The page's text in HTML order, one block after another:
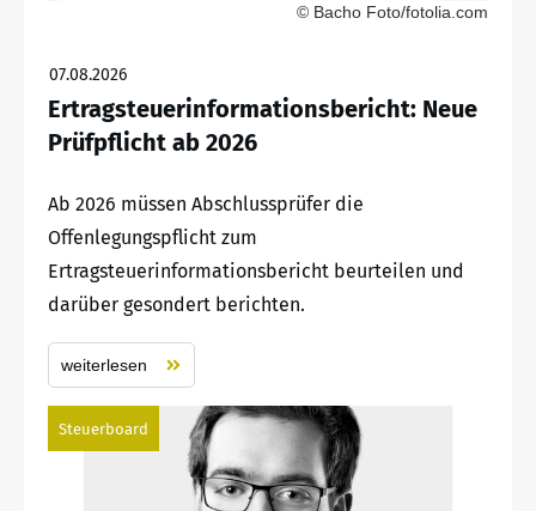
© Bacho Foto/fotolia.com
07.08.2026
Ertragsteuerinformationsbericht: Neue
Prüfpflicht ab 2026
Ab 2026 müssen Abschlussprüfer die
Offenlegungspflicht zum
Ertragsteuerinformationsbericht beurteilen und
darüber gesondert berichten.
weiterlesen
Steuerboard